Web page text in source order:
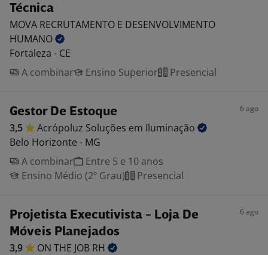
Técnica
MOVA RECRUTAMENTO E DESENVOLVIMENTO
HUMANO
Fortaleza - CE
A combinar
Ensino Superior Presencial
Gestor De Estoque 6 ago
3,5 Acrópoluz Soluções em Iluminação
Belo Horizonte - MG
A combinar
Entre 5 e 10 anos
Ensino Médio (2º Grau)
Presencial
Projetista Executivista - Loja De
Móveis Planejados
6 ago
3,9 ON THE JOB RH